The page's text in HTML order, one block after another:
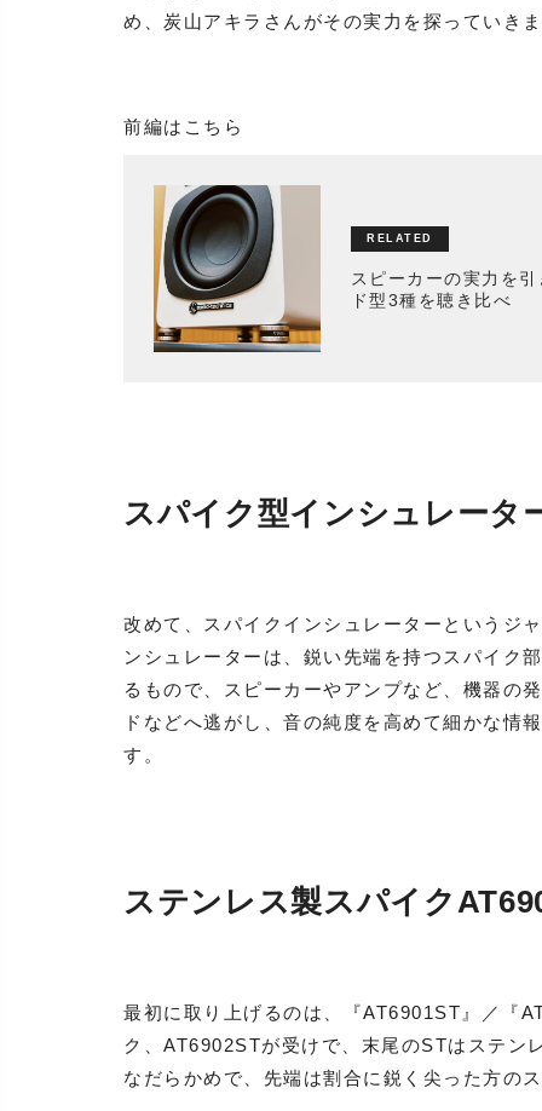
め、炭山アキラさんがその実力を探っていき
前編はこちら
スピーカーの実力を
ド型3種を聴き比べ
スパイク型インシュレータ
改めて、スパイクインシュレーターというジ
ンシュレーターは、鋭い先端を持つスパイク
るもので、スピーカーやアンプなど、機器の
ドなどへ逃がし、音の純度を高めて細かな情
す。
ステンレス製スパイク
最初に取り上げるのは、『AT6901ST』／『
ク、AT6902STが受けで、末尾のSTはステン
なだらかめで、先端は割合に鋭く尖った方の